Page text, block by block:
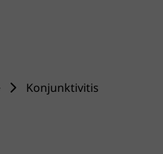
Konjunktivitis